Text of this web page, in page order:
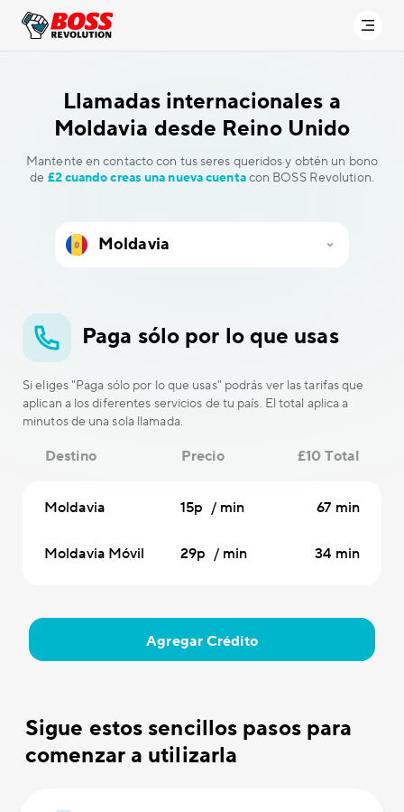
Llamadas internacionales a
Moldavia desde Reino Unido
Mantente en contacto con tus seres queridos y obtén un bono
de £2 cuando creas una nueva cuentacon BOSS Revolution.
Paga sólo por lo que usas
Si eliges "Paga sólo por lo que usas" podrás ver las tarifas que
aplican a los diferentes servicios de tu país. El total aplica a
minutos de una sola llamada.
Destino Precio £10 Total
Moldavia 15p / min 67 min
Moldavia Móvil 29p / min 34 min
Agregar Crédito
Sigue estos sencillos pasos para
comenzar a utilizarla